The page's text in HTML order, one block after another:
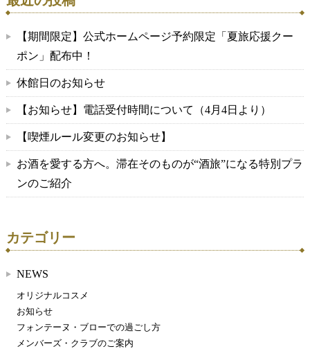
【期間限定】公式ホームページ予約限定「夏旅応援クー
ポン」配布中！
休館日のお知らせ
【お知らせ】電話受付時間について（4月4日より）
【喫煙ルール変更のお知らせ】
お酒を愛する方へ。滞在そのものが“酒旅”になる特別プラ
ンのご紹介
カテゴリー
NEWS
オリジナルコスメ
お知らせ
フォンテーヌ・ブローでの過ごし方
メンバーズ・クラブのご案内